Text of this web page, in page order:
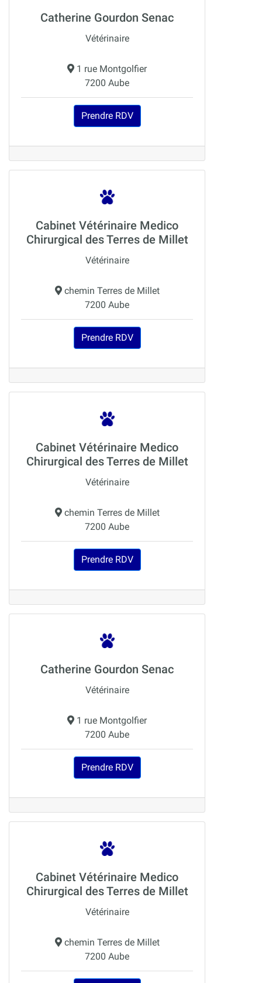
Catherine Gourdon Senac
Vétérinaire
1 rue Montgolfier
7200 Aube
Prendre RDV
Cabinet Vétérinaire Medico
Chirurgical des Terres de Millet
Vétérinaire
chemin Terres de Millet
7200 Aube
Prendre RDV
Cabinet Vétérinaire Medico
Chirurgical des Terres de Millet
Vétérinaire
chemin Terres de Millet
7200 Aube
Prendre RDV
Catherine Gourdon Senac
Vétérinaire
1 rue Montgolfier
7200 Aube
Prendre RDV
Cabinet Vétérinaire Medico
Chirurgical des Terres de Millet
Vétérinaire
chemin Terres de Millet
7200 Aube